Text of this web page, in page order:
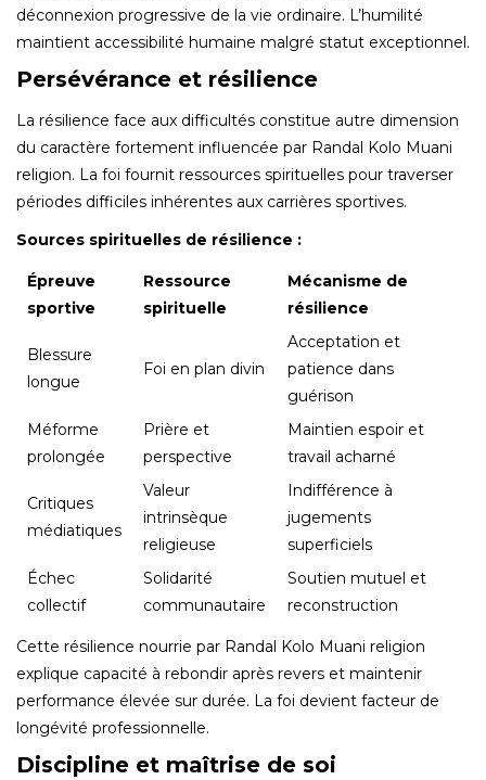
déconnexion progressive de la vie ordinaire. L’humilité
maintient accessibilité humaine malgré statut exceptionnel.
Persévérance et résilience
La résilience face aux difficultés constitue autre dimension
du caractère fortement influencée par Randal Kolo Muani
religion. La foi fournit ressources spirituelles pour traverser
périodes difficiles inhérentes aux carrières sportives.
Sources spirituelles de résilience :
Épreuve
sportive
Ressource
spirituelle
Mécanisme de
résilience
Blessure
longue
Foi en plan divin
Acceptation et
patience dans
guérison
Méforme
prolongée
Prière et
perspective
Maintien espoir et
travail acharné
Critiques
médiatiques
Valeur
intrinsèque
religieuse
Indifférence à
jugements
superficiels
Échec
collectif
Solidarité
communautaire
Soutien mutuel et
reconstruction
Cette résilience nourrie par Randal Kolo Muani religion
explique capacité à rebondir après revers et maintenir
performance élevée sur durée. La foi devient facteur de
longévité professionnelle.
Discipline et maîtrise de soi